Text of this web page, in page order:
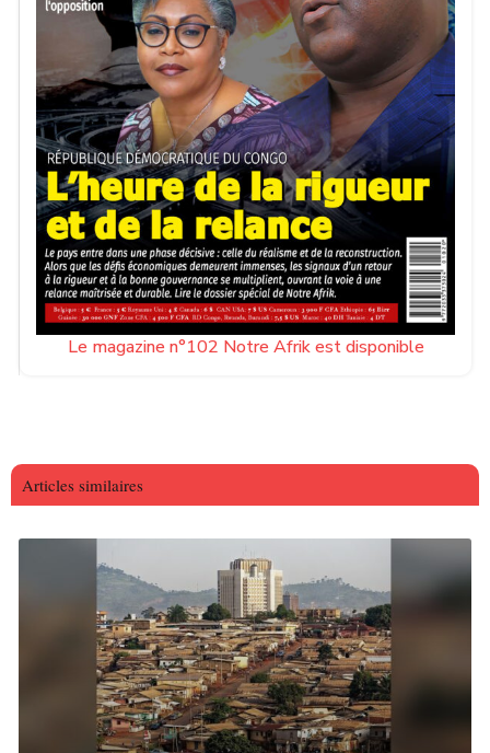
Le magazine n°102 Notre Afrik est disponible
Articles similaires